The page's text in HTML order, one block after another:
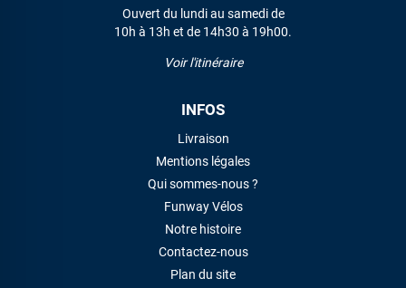
Ouvert du lundi au samedi de
10h à 13h et de 14h30 à 19h00.
Voir l'itinéraire
INFOS
Livraison
Mentions légales
Qui sommes-nous ?
Funway Vélos
Notre histoire
Contactez-nous
Plan du site